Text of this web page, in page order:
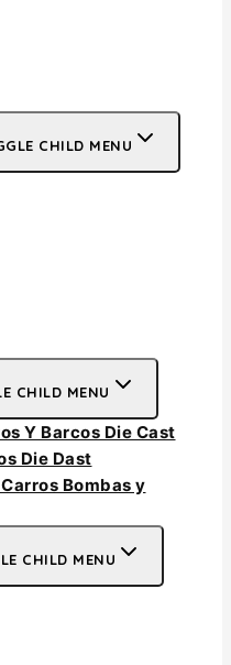
CHILD MENU
CHILD MENU
Y Barcos Die Cast
Die Dast
Bombas y
CHILD MENU